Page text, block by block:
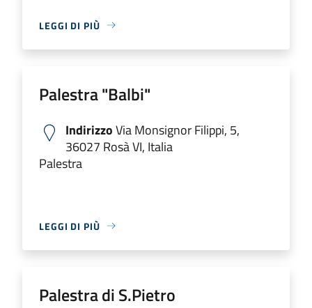
LEGGI DI PIÙ
Palestra "Balbi"
IndirizzoVia Monsignor Filippi, 5,
36027 Rosà VI, Italia
Palestra
LEGGI DI PIÙ
Palestra di S.Pietro